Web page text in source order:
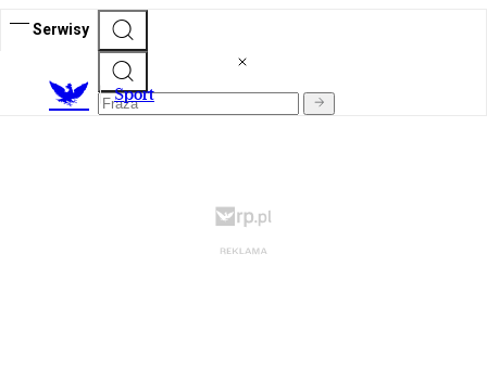
Serwisy
Sport